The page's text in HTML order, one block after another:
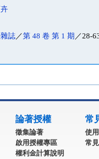
誌／第 48 卷 第 1 期 ／28-
論著授權
徵集論著
啟用授權專區
權利金計算說明
常
使
常